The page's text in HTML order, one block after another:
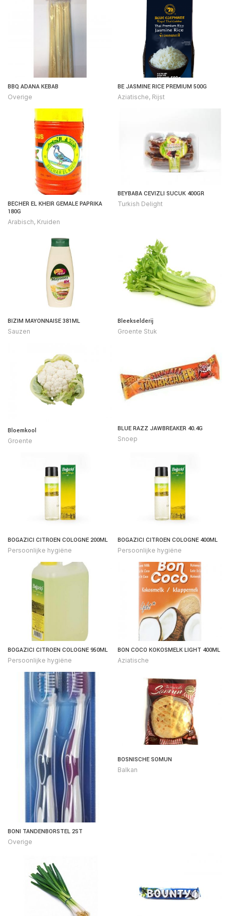
BBQ ADANA KEBAB
Overige
BE JASMINE RICE PREMIUM 500G
Aziatische, Rijst
BECHER EL KHEIR GEMALE PAPRIKA
180G
Arabisch, Kruiden
BEYBABA CEVIZLI SUCUK 400GR
Turkish Delight
BIZIM MAYONNAISE 381ML
Sauzen
Bleekselderij
Groente Stuk
Bloemkool
Groente
BLUE RAZZ JAWBREAKER 40.4G
Snoep
BOGAZICI CITROEN COLOGNE 200ML
Persoonlijke hygiëne
BOGAZICI CITROEN COLOGNE 400ML
Persoonlijke hygiëne
BOGAZICI CITROEN COLOGNE 950ML
Persoonlijke hygiëne
BON COCO KOKOSMELK LIGHT 400ML
Aziatische
BONI TANDENBORSTEL 2ST
Overige
BOSNISCHE SOMUN
Balkan